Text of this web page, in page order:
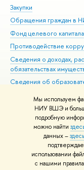
Мы используем
НИУ ВШЭ и
подробную
можно найти
данных –здесь
использовании
с нашими
Закупки
Обращения граждан в
Фонд целевого капитала
Противодействие
Сведения о доходах,
обязательствах
Сведения об
Людям с
Единая платежная
Работа в Вышке
© НИУ ВШЭ 1993–2026
материалов Политика